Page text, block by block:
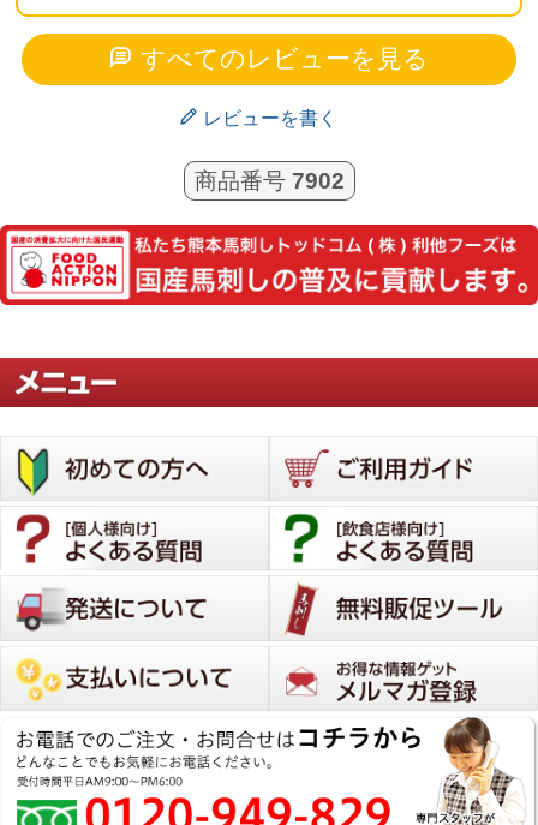
すべてのレビューを見る
レビューを書く
商品番号 7902